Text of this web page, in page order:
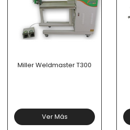
Miller Weldmaster T300
Ver Más